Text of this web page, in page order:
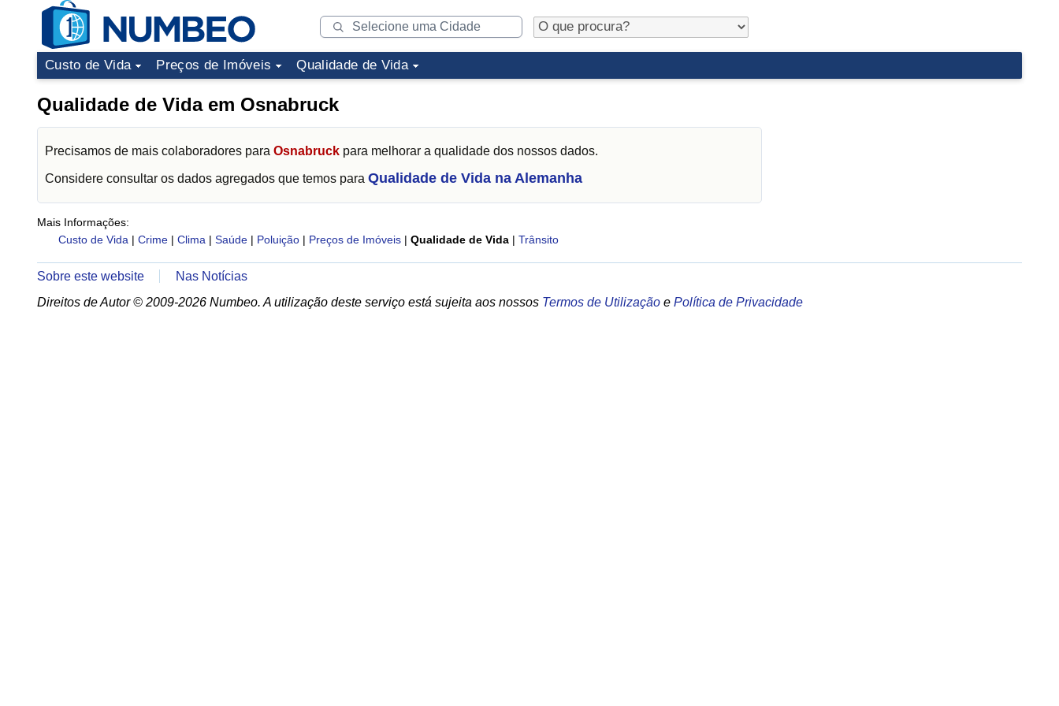
Custo de Vida Preços de Imóveis Qualidade de Vida
Qualidade de Vida em Osnabruck
Precisamos de mais colaboradores para Osnabruck para melhorar a qualidade dos nossos dados.
Considere consultar os dados agregados que temos para Qualidade de Vida na Alemanha
Mais Informações:
Custo de Vida | Crime | Clima | Saúde | Poluição | Preços de Imóveis | Qualidade de Vida | Trânsito
Sobre este website
Nas Notícias
Direitos de Autor © 2009-2026 Numbeo. A utilização deste serviço está sujeita aos nossos Termos de Utilização e Política de Privacidade